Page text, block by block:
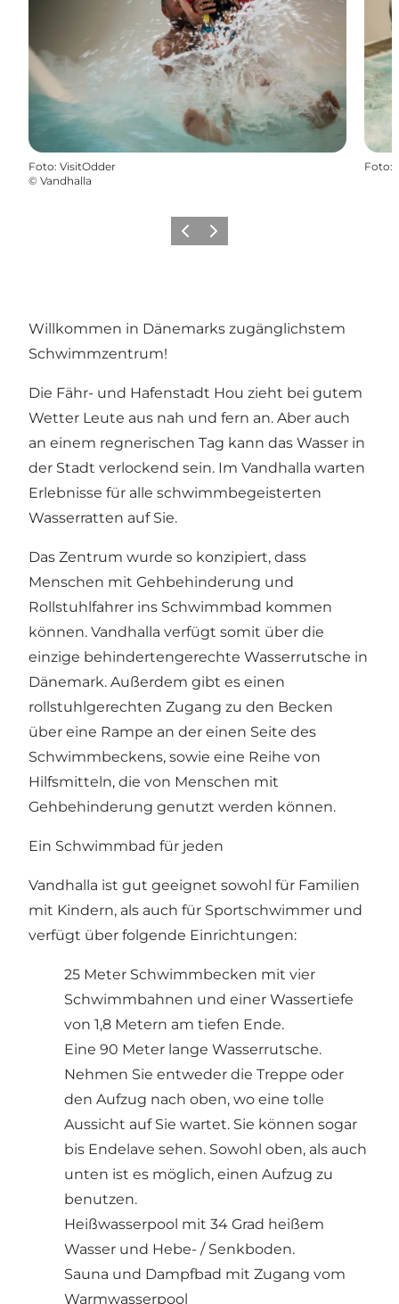
Foto: VisitOdder
© Vandhalla
Foto:
ZurückWeiter
Willkommen in Dänemarks zugänglichstem
Schwimmzentrum!
Die Fähr- und Hafenstadt Hou zieht bei gutem
Wetter Leute aus nah und fern an. Aber auch
an einem regnerischen Tag kann das Wasser in
der Stadt verlockend sein. Im Vandhalla warten
Erlebnisse für alle schwimmbegeisterten
Wasserratten auf Sie.
Das Zentrum wurde so konzipiert, dass
Menschen mit Gehbehinderung und
Rollstuhlfahrer ins Schwimmbad kommen
können. Vandhalla verfügt somit über die
einzige behindertengerechte Wasserrutsche in
Dänemark. Außerdem gibt es einen
rollstuhlgerechten Zugang zu den Becken
über eine Rampe an der einen Seite des
Schwimmbeckens, sowie eine Reihe von
Hilfsmitteln, die von Menschen mit
Gehbehinderung genutzt werden können.
Ein Schwimmbad für jeden
Vandhalla ist gut geeignet sowohl für Familien
mit Kindern, als auch für Sportschwimmer und
verfügt über folgende Einrichtungen:
25 Meter Schwimmbecken mit vier
Schwimmbahnen und einer Wassertiefe
von 1,8 Metern am tiefen Ende.
Eine 90 Meter lange Wasserrutsche.
Nehmen Sie entweder die Treppe oder
den Aufzug nach oben, wo eine tolle
Aussicht auf Sie wartet. Sie können sogar
bis Endelave sehen. Sowohl oben, als auch
unten ist es möglich, einen Aufzug zu
benutzen.
Heißwasserpool mit 34 Grad heißem
Wasser und Hebe- / Senkboden.
Sauna und Dampfbad mit Zugang vom
Warmwasserpool